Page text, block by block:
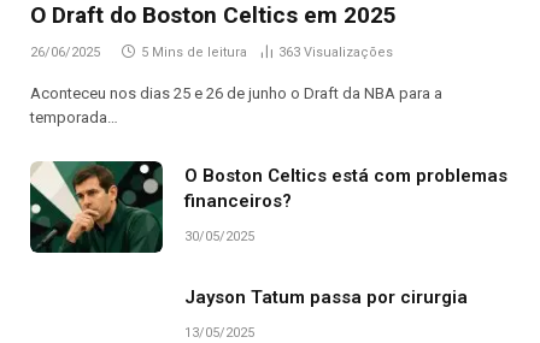
O Draft do Boston Celtics em 2025
26/06/2025 5 Mins de leitura 363 Visualizações
Aconteceu nos dias 25 e 26 de junho o Draft da NBA para a
temporada…
O Boston Celtics está com problemas
financeiros?
30/05/2025
Jayson Tatum passa por cirurgia
13/05/2025